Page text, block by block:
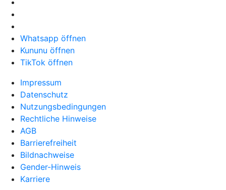
Whatsapp öffnen
Kununu öffnen
TikTok öffnen
Impressum
Datenschutz
Nutzungsbedingungen
Rechtliche Hinweise
AGB
Barrierefreiheit
Bildnachweise
Gender-Hinweis
Karriere